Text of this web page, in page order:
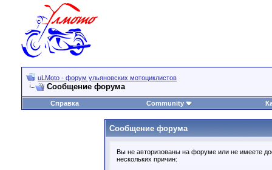
uLMoto - форум ульяновских мотоциклистов
Сообщение форума
Справка Community
Сообщение форума
Вы не авторизованы на форуме или не имеете
нескольких причин: